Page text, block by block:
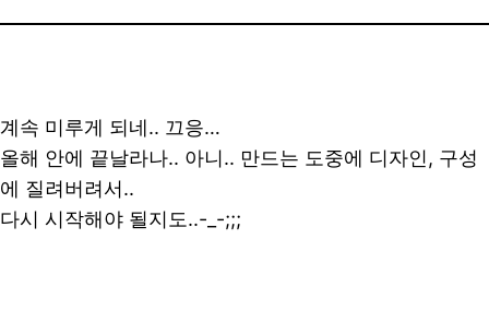
계속 미루게 되네.. 끄응…
올해 안에 끝날라나.. 아니.. 만드는 도중에 디자인, 구성
에 질려버려서..
다시 시작해야 될지도..-_-;;;